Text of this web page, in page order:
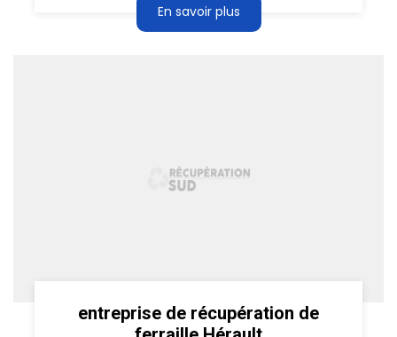
En savoir plus
entreprise de récupération de